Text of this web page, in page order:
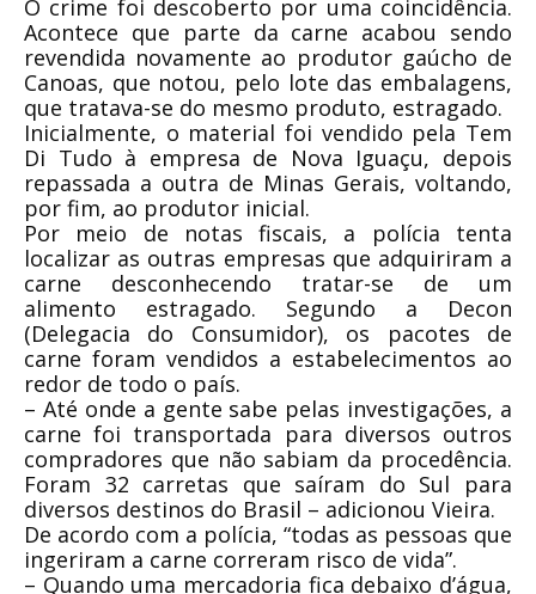
O crime foi descoberto por uma coincidência.
Acontece que parte da carne acabou sendo
revendida novamente ao produtor gaúcho de
Canoas, que notou, pelo lote das embalagens,
que tratava-se do mesmo produto, estragado.
Inicialmente, o material foi vendido pela Tem
Di Tudo à empresa de Nova Iguaçu, depois
repassada a outra de Minas Gerais, voltando,
por fim, ao produtor inicial.
Por meio de notas fiscais, a polícia tenta
localizar as outras empresas que adquiriram a
carne desconhecendo tratar-se de um
alimento estragado. Segundo a Decon
(Delegacia do Consumidor), os pacotes de
carne foram vendidos a estabelecimentos ao
redor de todo o país.
– Até onde a gente sabe pelas investigações, a
carne foi transportada para diversos outros
compradores que não sabiam da procedência.
Foram 32 carretas que saíram do Sul para
diversos destinos do Brasil – adicionou Vieira.
De acordo com a polícia, “todas as pessoas que
ingeriram a carne correram risco de vida”.
– Quando uma mercadoria fica debaixo d’água,